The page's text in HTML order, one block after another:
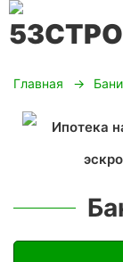
Главная